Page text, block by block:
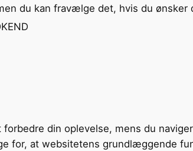
du kan fravælge det, hvis du ønsker
din oplevelse, mens du
for, at websitetens grundlæggende